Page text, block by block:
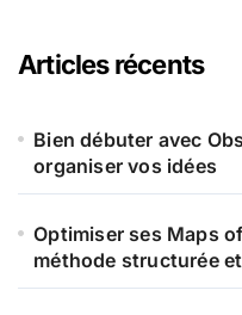
Articles récents
Bien débuter avec
organiser vos idées
Optimiser ses Maps
méthode structurée